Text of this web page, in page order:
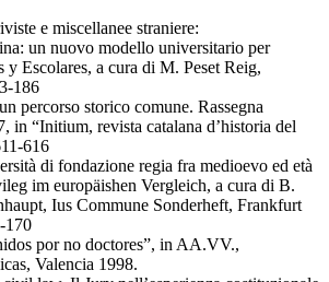
e miscellanee straniere:
un nuovo modello universitario per
y Escolares, a cura di M. Peset Reig,
186
percorso storico comune. Rassegna
in “Initium, revista catalana d’historia del
616
di fondazione regia fra medioevo ed età
im europäishen Vergleich, a cura di B.
Ius Commune Sonderheft, Frankfurt
170
por no doctores”, in AA.VV.,
Valencia 1998.